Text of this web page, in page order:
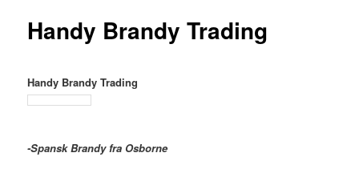
Handy Brandy Trading
Handy Brandy Trading
-Spansk Brandy fra Osborne